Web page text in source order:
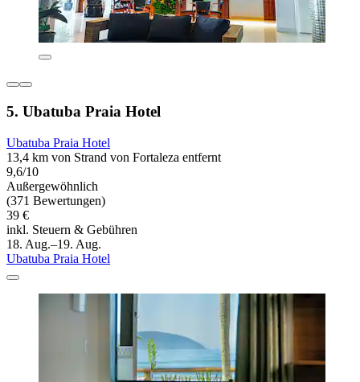
5. Ubatuba Praia Hotel
Ubatuba Praia Hotel
13,4 km von Strand von Fortaleza entfernt
9,6/10
Außergewöhnlich
(371 Bewertungen)
39 €
inkl. Steuern & Gebühren
18. Aug.–19. Aug.
Ubatuba Praia Hotel